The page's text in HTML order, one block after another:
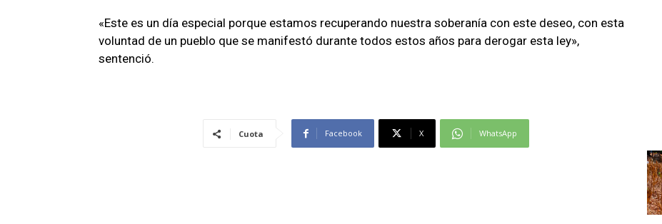
«Este es un día especial porque estamos recuperando nuestra soberanía con este deseo, con esta
voluntad de un pueblo que se manifestó durante todos estos años para derogar esta ley»,
sentenció.
Cuota Facebook X WhatsApp